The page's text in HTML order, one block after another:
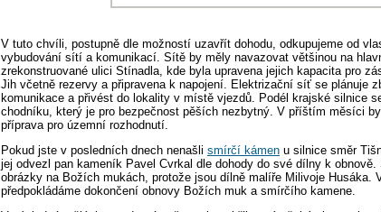
V tuto chvíli, postupně dle možností uzavřít dohodu, odkupujeme od
vybudování sítí a komunikací. Sítě by měly navazovat většinou na
zrekonstruované ulici Stínadla, kde byla upravena jejich kapacita pro
Jih včetně rezervy a připravena k napojení. Elektrizační síť se plánuje
komunikace a přivést do lokality v místě vjezdů. Podél krajské silnice
chodníku, který je pro bezpečnost pěších nezbytný. V příštím měsíci
příprava pro územní rozhodnutí.
Pokud jste v posledních dnech nenašli smírčí kámen u silnice směr
jej odvezl pan kameník Pavel Cvrkal dle dohody do své dílny k obnově.
obrázky na Božích mukách, protože jsou dílně malíře Milivoje Husáka.
předpokládáme dokončení obnovy Božích muk a smírčího kamene.